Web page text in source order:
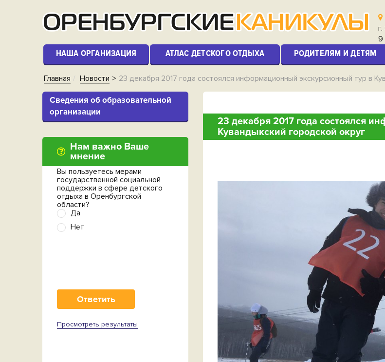
9
НАША ОРГАНИЗАЦИЯ АТЛАС ДЕТСКОГО ОТДЫХА РОДИТЕЛЯМ И ДЕТЯМ
Главная Новости 23 декабря 2017 года состоялся информационный экскурсионный тур в
23 декабря 2017 года состоялся
Кувандыкский городской округ
Cведения об образовательной
организации
Нам важно Ваше
мнение
Вы пользуетесь мерами
государственной социальной
поддержки в сфере детского
отдыха в Оренбургской
области?
Да
Нет
Просмотреть результаты